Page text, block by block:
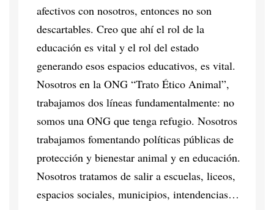
afectivos con nosotros, entonces no son
descartables. Creo que ahí el rol de la
educación es vital y el rol del estado
generando esos espacios educativos, es vital.
Nosotros en la ONG “Trato Ético Animal”,
trabajamos dos líneas fundamentalmente: no
somos una ONG que tenga refugio. Nosotros
trabajamos fomentando políticas públicas de
protección y bienestar animal y en educación.
Nosotros tratamos de salir a escuelas, liceos,
espacios sociales, municipios, intendencias…